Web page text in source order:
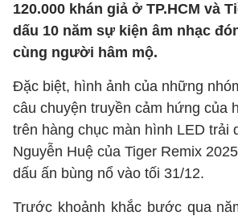
120.000 khán giả ở TP.HCM và
dấu 10 năm sự kiện âm nhạc
cùng người hâm mộ.
Đặc biệt, hình ảnh của những
câu chuyện truyền cảm hứng của
trên hàng chục màn hình LED trải
Nguyễn Huệ của Tiger Remix
dấu ấn bùng nổ vào tối 31/12.
Trước khoảnh khắc bước qua